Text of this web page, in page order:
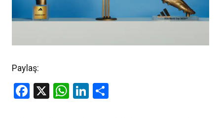
Paylaş:
Facebook
X WhatsApp
LinkedIn